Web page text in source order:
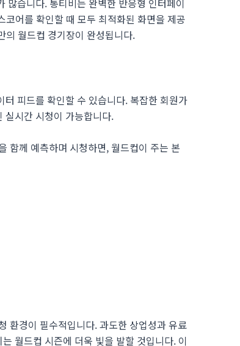
어를 확인할 때 모두 최적화된 화면을 제공
의 월드컵 경기장이 완성됩니다.
피드를 확인할 수 있습니다. 복잡한 회원가
실시간 시청이 가능합니다.
함께 예측하며 시청하면, 월드컵이 주는 본
환경이 필수적입니다. 과도한 상업성과 유료
월드컵 시즌에 더욱 빛을 발할 것입니다. 이